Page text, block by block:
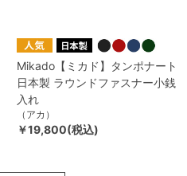
Mikado【ミカド】タンポナート
日本製 ラウンドファスナー小銭
入れ
（アカ）
￥19,800(税込)